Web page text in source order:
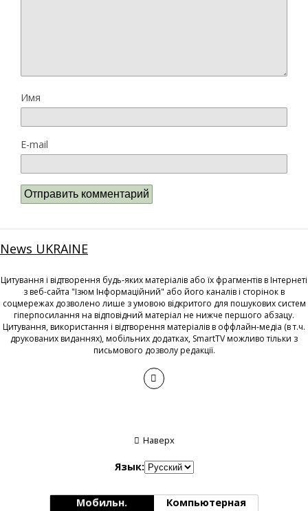
Имя
E-mail
News UKRAINE
Цитування і відтворення будь-яких матеріалів або їх фрагментів в Інтернеті
з веб-сайта "Ізюм Інформаційний" або його каналів і сторінок в
соцмережах дозволено лише з умовою відкритого для пошукових систем
гіперпосилання на відповідний матеріал не нижче першого абзацу.
Цитування, використання і відтворення матеріалів в оффлайн-медіа (в т.ч.
друкованих виданнях), мобільних додатках, SmartTV можливо тільки з
письмового дозволу редакції.
Наверх
Язык:
Мобильн. Компьютерная